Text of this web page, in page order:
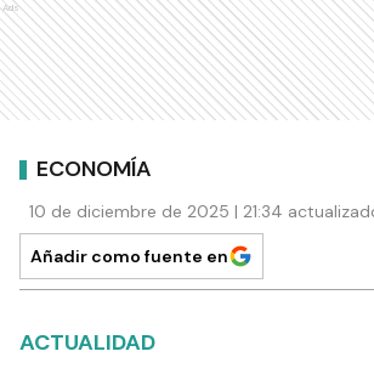
Ads
ECONOMÍA
10 de diciembre de 2025 | 21:34
Añadir como fuente en
ACTUALIDAD